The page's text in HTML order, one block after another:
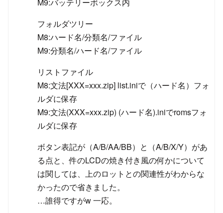
フォルダツリー
M8:ハード名/分類名/ファイル
M9:分類名/ハード名/ファイル
リストファイル
M8:文法[XXX=xxx.zip] list.iniで（ハード名）フォ
ルダに保存
M9:文法(XXX=xxx.zip) (ハード名).iniでromsフォ
ルダに保存
ボタン表記が（A/B/AA/BB）と（A/B/X/Y）があ
る点と、件のLCDの焼き付き風の何かについて
は関しては、上のロットとの関連性がわからな
かったので省きました。
…誰得ですがw 一応。